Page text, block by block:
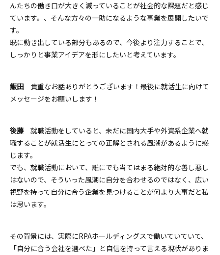
んたちの働き口が大きく減っていることが社会的な課題だと感じ
ています。、そんな方々の一助になるような事業を展開したいで
す。
既に動き出している部分もあるので、今後より注力することで、
しっかりと事業アイデアを形にしたいと考えています。
飯田 貴重なお話ありがとうございます！最後に就活生に向けて
メッセージをお願いします！
後藤就職活動をしていると、未だに国内大手や外資系企業へ就
職することが就活生にとっての正解とされる風潮があるように感
じます。
でも、 就職活動において、誰にでも当てはまる絶対的な善し悪し
はないので、 そういった風潮に自分を合わせるのではなく、広い
視野を持って自分に合う企業を見つけることが何より大事だと私
は思います。
その背景には、実際にRPAホールディングスで働いていていて、
「自分に合う会社を選べた」と自信を持って言える現状がありま